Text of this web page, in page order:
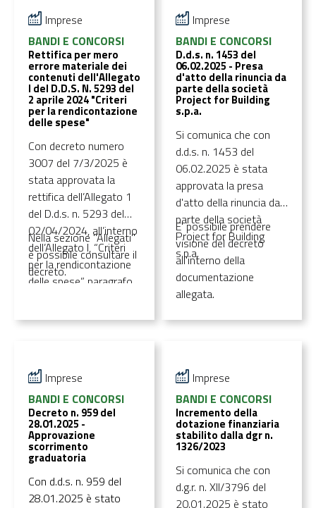
lombarde per lo
sviluppo di azioni di
economia circolare.
Edizione dedicata alle
filiere della plastica e del
tessile” con
contestuale variazione
degli impegni
3250006419/2026,
3250006420/2026 E
3250006421/2026
possibile consultare il
decreto all'interno della
sezione "Allegati".
contributo concesso
con d.d.s. 212 de 10
gennaio 2025
nell’ambito del bando
“Ri.circo.lo. - Risorse
Circolari in Lombardia
per il sostegno alle PMI
lombarde per lo
sviluppo di azioni di
economia circolare.
Edizione dedicata alle
filiere della plastica e del
tessile” con
contestuale variazione
degli impegni
3250006401/2025,
3250006402/2026,
3250006387/2025,
3250006425/2025,
3250006426/2025 e
3250006427/2025. E'
possibile consultare il
decreto all'interno della
Imprese
BANDI E CONCORSI
Rettifica per mero
errore materiale dei
contenuti dell'Allegato
I del D.D.S. N. 5293 del
2 aprile 2024 "Criteri
per la rendicontazione
delle spese"
Con decreto numero
3007 del 7/3/2025 è
stata approvata la
rettifica dell’Allegato 1
del D.d.s. n. 5293 del
02/04/2024, all’interno
dell’Allegato I, “Criteri
per la rendicontazione
delle spese”, paragrafo
nello specifico alle
lettere d) ed e).
Nella sezione "Allegati"
è possibile consultare il
decreto.
Imprese
BANDI E CONCORSI
D.d.s. n. 1453 del
06.02.2025 - Presa
d'atto della rinuncia da
parte della società
Project for Building
s.p.a.
Si comunica che con
d.d.s. n. 1453 del
06.02.2025 è stata
approvata la presa
d'atto della rinuncia da
parte della società
Project for Building
s.p.a.
E' possibile prendere
visione del decreto
all'interno della
documentazione
allegata.
Imprese
BANDI E CONCORSI
Decreto n. 959 del
28.01.2025 -
Approvazione
scorrimento
graduatoria
Con d.d.s. n. 959 del
28.01.2025 è stato
Imprese
BANDI E CONCORSI
Incremento della
dotazione finanziaria
stabilito dalla dgr n.
1326/2023
Si comunica che con
d.g.r. n. XII/3796 del
20.01.2025 è stato